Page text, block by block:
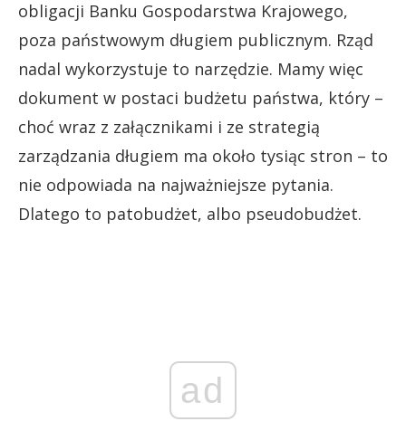
obligacji Banku Gospodarstwa Krajowego,
poza państwowym długiem publicznym. Rząd
nadal wykorzystuje to narzędzie. Mamy więc
dokument w postaci budżetu państwa, który –
choć wraz z załącznikami i ze strategią
zarządzania długiem ma około tysiąc stron – to
nie odpowiada na najważniejsze pytania.
Dlatego to patobudżet, albo pseudobudżet.
ad